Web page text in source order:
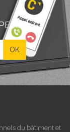
du bâtiment et